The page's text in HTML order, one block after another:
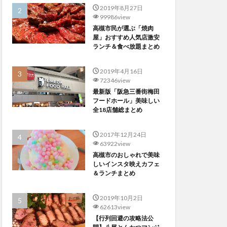
2019年8月27日
99986view
高槻市民が選ぶ「焼肉
屋」おすすめ人気店激安
ランチ＆食べ放題まとめ
2019年4月16日
72346view
最新版「阪急三番街梅田
フードホール」美味しい
全18店舗総まとめ
2017年12月24日
63922view
高槻市のおしゃれで美味
しいインスタ映えカフェ
＆ランチまとめ
2019年10月2日
62613view
【行列回避の攻略法公